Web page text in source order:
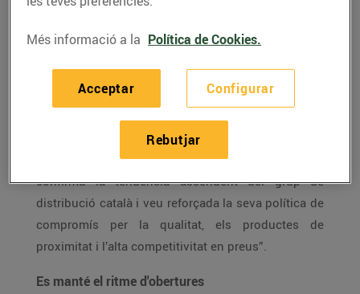
Bonpreu, Esclat, EsclatOil i iquodrive, ha facturat
l’exercici 2016, el que representa un creixement del
9,2%
respecte a l’any anterior. Aplantes constants
Grup ha crescut un 5% entre els dos períodes.
Segons fonts delGrup Bon Preu, “aquest creixement
confirma la tendència ascendent del grup de
distribució català i veu reforçada la seva política de
compromís per la qualitat, els productes de
proximitat i l’alta competitivitat en preus”.
Es manté el ritme d'obertures
Més informació a la Política de Cookies.
Configurar
Rebutjar
Acceptar